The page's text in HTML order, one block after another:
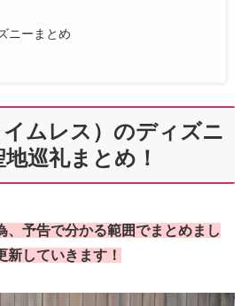
ニーまとめ
ムレス）のディズニ
巡礼まとめ！
、予告で分かる範囲でまとめまし
新していきます！